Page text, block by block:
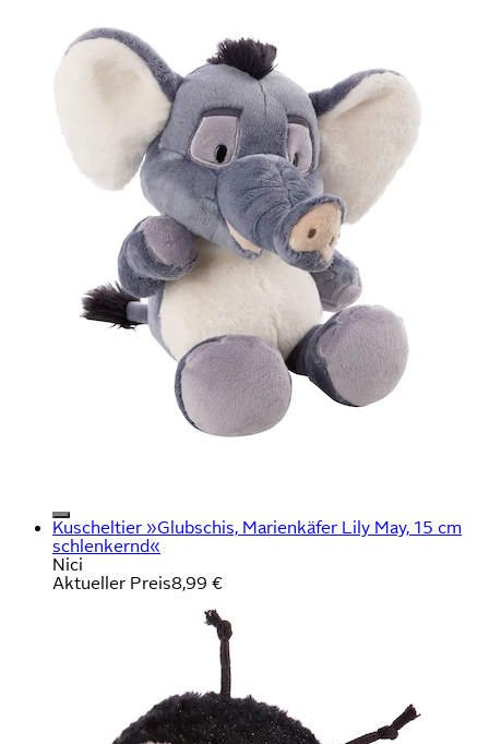
Kuscheltier »Glubschis, Marienkäfer Lily May, 15 cm
schlenkernd«
Nici
Aktueller Preis8,99 €